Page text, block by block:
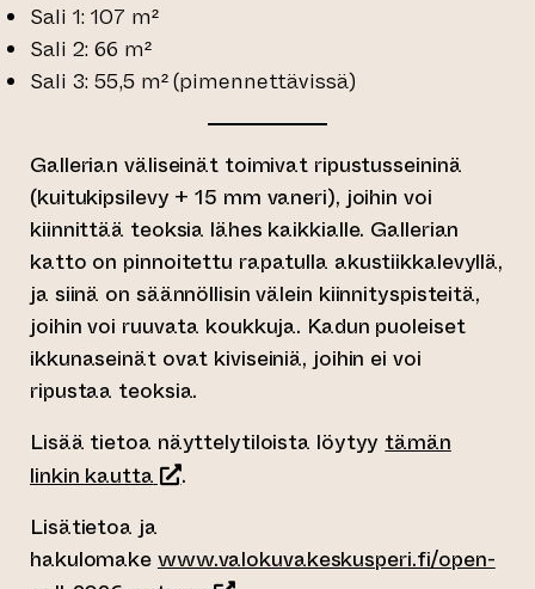
Sali 1: 107 m²
Sali 2: 66 m²
Sali 3: 55,5 m² (pimennettävissä)
Gallerian väliseinät toimivat ripustusseininä
(kuitukipsilevy + 15 mm vaneri), joihin voi
kiinnittää teoksia lähes kaikkialle. Gallerian
katto on pinnoitettu rapatulla akustiikkalevyllä,
ja siinä on säännöllisin välein kiinnityspisteitä,
joihin voi ruuvata koukkuja. Kadun puoleiset
ikkunaseinät ovat kiviseiniä, joihin ei voi
ripustaa teoksia.
Lisää tietoa näyttelytiloista löytyy tämän
linkin kautta(siirtyy toiseen verkkopalveluun)
.
Lisätietoa ja
hakulomakewww.valokuvakeskusperi.fi/open-